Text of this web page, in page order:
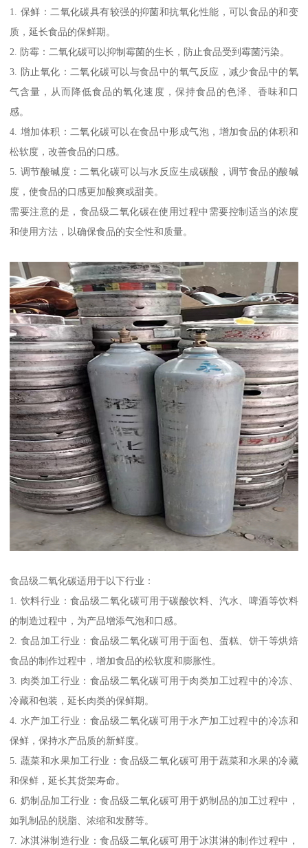
1. 保鲜：二氧化碳具有较强的抑菌和抗氧化性能，可以食品的和变
质，延长食品的保鲜期。
2. 防霉：二氧化碳可以抑制霉菌的生长，防止食品受到霉菌污染。
3. 防止氧化：二氧化碳可以与食品中的氧气反应，减少食品中的氧
气含量，从而降低食品的氧化速度，保持食品的色泽、香味和口
感。
4. 增加体积：二氧化碳可以在食品中形成气泡，增加食品的体积和
松软度，改善食品的口感。
5. 调节酸碱度：二氧化碳可以与水反应生成碳酸，调节食品的酸碱
度，使食品的口感更加酸爽或甜美。
需要注意的是，食品级二氧化碳在使用过程中需要控制适当的浓度
和使用方法，以确保食品的安全性和质量。
食品级二氧化碳适用于以下行业：
1. 饮料行业：食品级二氧化碳可用于碳酸饮料、汽水、啤酒等饮料
的制造过程中，为产品增添气泡和口感。
2. 食品加工行业：食品级二氧化碳可用于面包、蛋糕、饼干等烘焙
食品的制作过程中，增加食品的松软度和膨胀性。
3. 肉类加工行业：食品级二氧化碳可用于肉类加工过程中的冷冻、
冷藏和包装，延长肉类的保鲜期。
4. 水产加工行业：食品级二氧化碳可用于水产加工过程中的冷冻和
保鲜，保持水产品质的新鲜度。
5. 蔬菜和水果加工行业：食品级二氧化碳可用于蔬菜和水果的冷藏
和保鲜，延长其货架寿命。
6. 奶制品加工行业：食品级二氧化碳可用于奶制品的加工过程中，
如乳制品的脱脂、浓缩和发酵等。
7. 冰淇淋制造行业：食品级二氧化碳可用于冰淇淋的制作过程中，